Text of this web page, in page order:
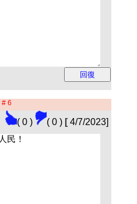
# 6
( 0 ) ( 0 ) [4/7/2023]